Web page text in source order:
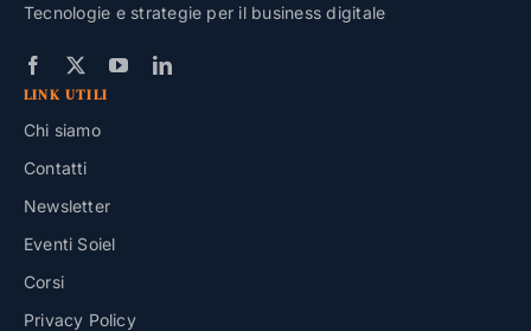
Tecnologie e strategie per il business digitale
LINK UTILI
Chi siamo
Contatti
Newsletter
Eventi Soiel
Corsi
Privacy Policy